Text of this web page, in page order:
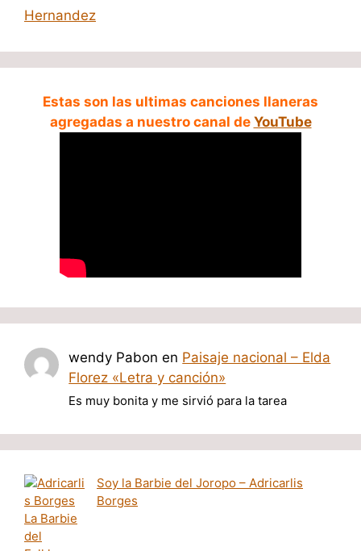
Hernandez
Estas son las ultimas canciones llaneras
agregadas a nuestro canal de YouTube
wendy Pabon en Paisaje nacional – Elda
Florez «Letra y canción»
Es muy bonita y me sirvió para la tarea
Soy la Barbie del Joropo – Adricarlis
Borges